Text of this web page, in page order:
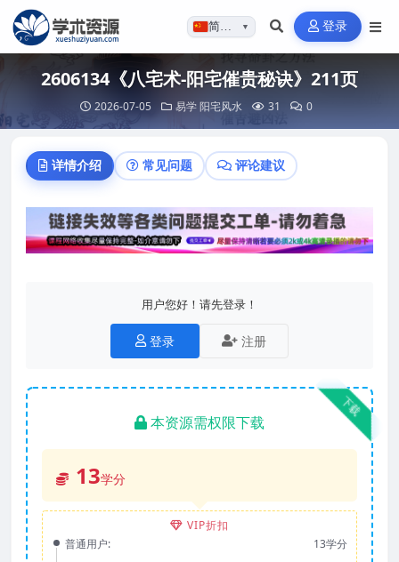
简体…▼ 登录
2606134《八宅术-阳宅催贵秘诀》211页
2026-07-05 易学 阳宅风水 31 0
详情介绍 常见问题 评论建议
用户您好！请先登录！
登录 注册
下载
本资源需权限下载
13学分
VIP折扣
普通用户:
13学分